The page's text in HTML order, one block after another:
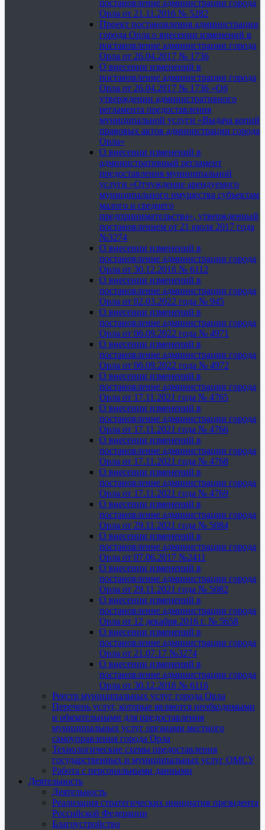
постановление администрации города
Орла от 21.11.2016 № 5282
Проект постановления администрации
города Орла о внесении изменений в
постановление администрации города
Орла от 26.04.2017 № 1736
О внесении изменений в
постановление администрации города
Орла от 26.04.2017 № 1736 «Об
утверждении административного
регламента предоставления
муниципальной услуги «Выдача копий
правовых актов администрации города
Орла»
О внесении изменений в
административный регламент
предоставления муниципальной
услуги «Отчуждение арендуемого
муниципального имущества субъектам
малого и среднего
предпринимательства», утвержденный
постановлением от 21 июля 2017 года
№3274
О внесении изменений в
постановление администрации города
Орла от 30.12.2016 № 6112
О внесении изменений в
постановление администрации города
Орла от 02.03.2022 года № 945
О внесении изменений в
постановление администрации города
Орла от 06.09.2022 года № 4971
О внесении изменений в
постановление администрации города
Орла от 06.09.2022 года № 4972
О внесении изменений в
постановление администрации города
Орла от 17.11.2021 года № 4765
О внесении изменений в
постановление администрации города
Орла от 17.11.2021 года № 4766
О внесении изменений в
постановление администрации города
Орла от 17.11.2021 года № 4768
О внесении изменений в
постановление администрации города
Орла от 17.11.2021 года № 4769
О внесении изменений в
постановление администрации города
Орла от 29.11.2021 года № 5084
О внесении изменений в
постановление администрации города
Орла от 07.06.2017 №2411
О внесении изменений в
постановление администрации города
Орла от 29.11.2021 года № 5082
О внесении изменений в
постановление администрации города
Орла от 12 декабря 2016 г. № 5658
О внесении изменений в
постановление администрации города
Орла от 21.07.17 №3274
О внесении изменений в
постановление администрации города
Орла от 30.12.2016 № 6116
Реестр муниципальных услуг города Орла
Перечень услуг, которые являются необходимыми
и обязательными для предоставления
муниципальных услуг органами местного
самоуправления города Орла
Технологические схемы предоставления
государственных и муниципальных услуг ОМСУ
Работа с персональными данными
Деятельность
Деятельность
Реализация стратегических инициатив президента
Российской Федерации
Благоустройство